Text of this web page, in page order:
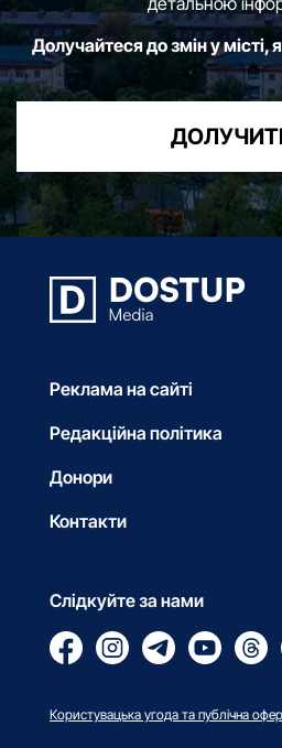
Долучайтеся до змін у місті,
Реклама на сайті
Редакційна політика
Донори
Контакти
Слідкуйте за нами
Користувацька угода та публічна